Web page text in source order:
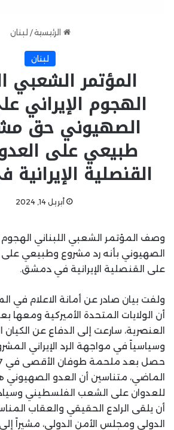
الرئيسية / لبنان
لبنان
المؤتمر الشعبي
الهجوم الإيراني
الصهيوني حق
طبيعي على
القنصلية
أبريل 14, 2024
وصف المؤتمر الشعبي اللبناني الهجوم
الصهيوني بأنه رد مشروع وطبيعي على
على القنصلية الإيرانية في دمشق.
ولفت بيان صادر عن أمانة الاعلام في
أن الولايات المتحدة الأميركية ومعها
العنصرية، سارعت إلى الدفاع عن
وسياسياً في مواجهة الرد الإيراني
الماضي، متناسين أن العدو الصهيوني
للعدوان على الشعب الفلسطيني
أن يلقى الرادع الحقيقي والعقاب
الدولي ومجلس الأمن الدولي، مشيراً